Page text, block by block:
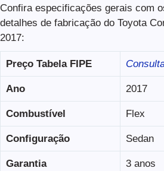
Confira especificações gerais com
detalhes de fabricação do Toyota
2017:
Preço Tabela FIPE
Ano 2017
Combustível Flex
Configuração Sedan
Garantia 3 anos